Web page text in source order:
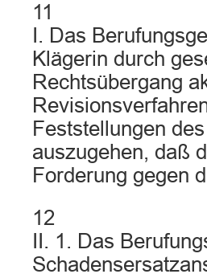
11
I. Das
Klägerin durch
Rechtsübergang
Feststellungen
auszugehen, daß
Forderung gegen
12
II. 1. Das